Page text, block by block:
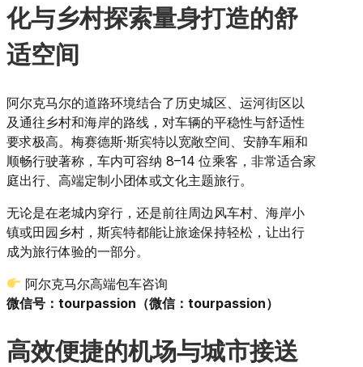
化与乡村探索量身打造的舒
适空间
阿尔克马尔的道路环境结合了历史城区、运河街区以
及通往乡村和海岸的路线，对车辆的平稳性与舒适性
要求极高。梅赛德斯·斯宾特以宽敞空间、安静车厢和
顺畅行驶著称，车内可容纳 8–14 位乘客，非常适合家
庭出行、高端定制小团体或文化主题旅行。
无论是在老城内穿行，还是前往周边风车村、海岸小
镇或田园乡村，斯宾特都能让旅途保持轻松，让出行
成为旅行体验的一部分。
阿尔克马尔高端包车咨询
微信号：tourpassion（微信：tourpassion）
高效便捷的机场与城市接送